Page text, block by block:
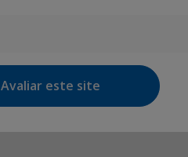
Avaliar este site